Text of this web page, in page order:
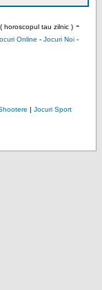
horoscopul tau zilnic )-
Online - Jocuri Noi-
| Jocuri Sport